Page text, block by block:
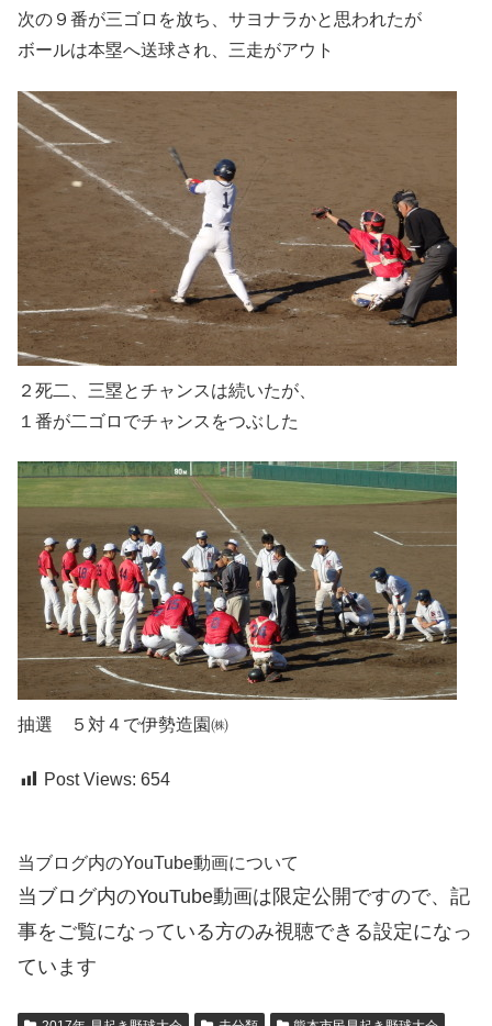
次の９番が三ゴロを放ち、サヨナラかと思われたが
ボールは本塁へ送球され、三走がアウト
２死二、三塁とチャンスは続いたが、
１番が二ゴロでチャンスをつぶした
抽選 ５対４で伊勢造園㈱
Post Views: 654
当ブログ内のYouTube動画について
当ブログ内のYouTube動画は限定公開ですので、記
事をご覧になっている方のみ視聴できる設定になっ
ています